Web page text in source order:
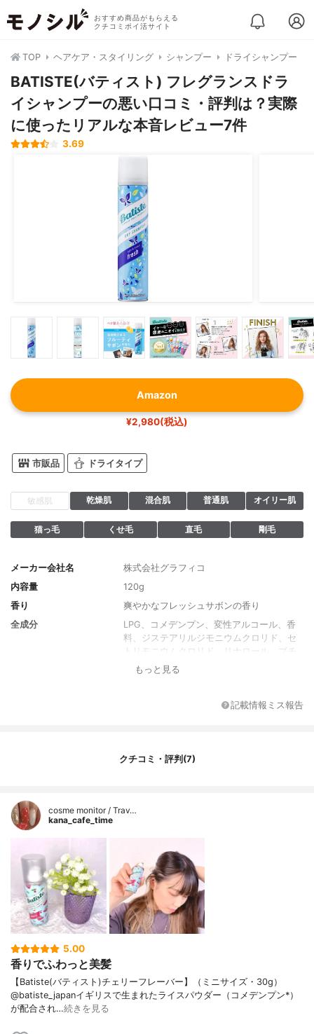
おすすめ商品がもらえる
クチコミポイ活サイト
TOP ヘアケア・スタイリング シャンプー ドライシャンプー
BATISTE(バティスト) フレグランスドラ
イシャンプーの悪い口コミ・評判は？実際
に使ったリアルな本音レビュー7件
3.69
Amazon
¥2,980(税込)
市販品 ドライタイプ
敏感肌 乾燥肌 混合肌 普通肌 オイリー肌
猫っ毛 くせ毛 直毛 剛毛
メーカー会社名
株式会社グラフィコ
内容量
120g
香り
爽やかなフレッシュサボンの香り
全成分
LPG、コメデンプン、変性アルコール、香
料、ジステアリルジモニウムクロリド、セ
トリモニウムクロリド、リナロール、ブチ
ルフェニルメチルプロピオナール、ヘキシ
もっと見る
記載情報ミス報告
クチコミ・評判(7)
cosme monitor / Trav…
kana_cafe_time
5.00
香りでふわっと美髪
【Batiste(バティスト)チェリーフレーバー】（ミニサイズ・30g）
@batiste_japanイギリスで生まれたライスパウダー（コメデンプン*）
が配合され…続きを見る